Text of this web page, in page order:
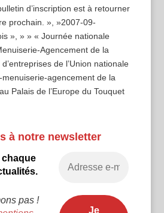
d’inscription est à retourner
prochain. », »2007-09-
», » » « Journée nationale
Agencement de la
de l’Union nationale
agencement de la
Palais de l’Europe du Touquet
à notre newsletter
chaque
pas !